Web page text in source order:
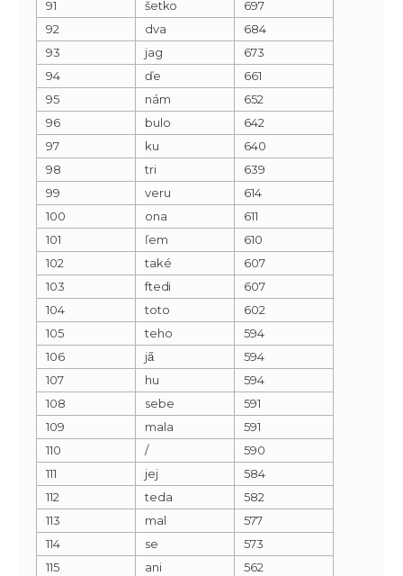
91 šetko
697
92
dva
684
93
jag
673
94
ďe
661
95
nám
652
96
bulo
642
97
ku
640
98
tri
639
99
veru
614
100
ona
611
101
ľem
610
102
také
607
103
ftedi
607
104
toto
602
105
teho
594
106
ja̋
594
107
hu
594
108
sebe
591
109
mala
591
110
/
590
111
jej
584
112
teda
582
113
mal
577
114
se
573
115
ani
562